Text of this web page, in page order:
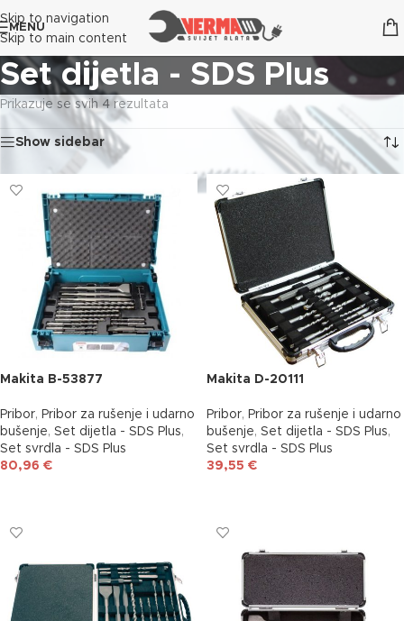
Skip to navigation
Skip to main content
MENU
Set dijetla - SDS Plus
Prikazuje se svih 4 rezultata
Show sidebar
Makita B-53877
Pribor, Pribor za rušenje i udarno
bušenje, Set dijetla - SDS Plus,
Set svrdla - SDS Plus
80,96 €
Makita D-20111
Pribor, Pribor za rušenje i udarno
bušenje, Set dijetla - SDS Plus,
Set svrdla - SDS Plus
39,55 €